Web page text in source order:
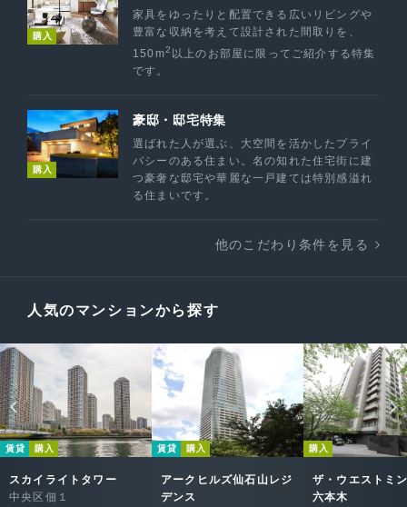
購入
家具をゆったりと配置できる広いリビングや
豊富な収納を考えて設計された間取りを、
150m2 以上のお部屋に限ってご紹介する特集
です。
購入
豪邸・邸宅特集
選ばれた人が選ぶ、大空間を活かしたプライ
バシーのある住まい。名の知れた住宅街に建
つ豪奢な邸宅や華麗な一戸建ては特別感溢れ
る住まいです。
他のこだわり条件を見る
人気のマンションから探す
賃貸 購入
スカイライトタワー
中央区佃１
賃貸 購入
アークヒルズ仙石山レジ
デンス
購入
ザ・ウエストミ
六本木